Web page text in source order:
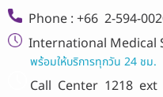
Phone : +66 2-594-
International Medical
พร้อมให้บริการทุกวัน 24 ชม.
Call Center 1218 ext